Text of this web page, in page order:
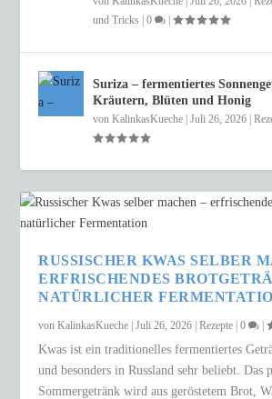
und Tricks
|0 |
Suriza – fermentiertes
Kräutern, Blüten und Honig
vonKalinkasKueche |Juli 26, 2026 |
RUSSISCHER KWAS SELBER
ERFRISCHENDES
NATÜRLICHER
vonKalinkasKueche |Juli 26, 2026 |Rezepte |0 |
Kwas ist ein traditionelles fermentiertes
und besonders in Russland sehr beliebt. Das
Sommergetränk wird aus geröstetem Brot,